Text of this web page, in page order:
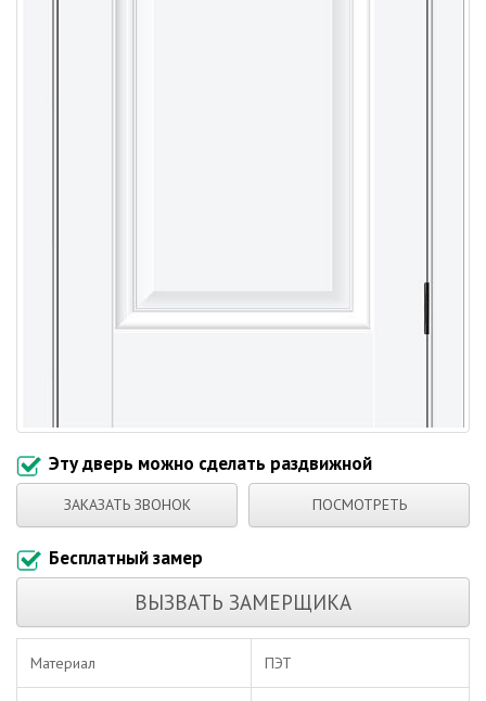
Эту дверь можно сделать раздвижной
ЗАКАЗАТЬ ЗВОНОК ПОСМОТРЕТЬ
Бесплатный замер
ВЫЗВАТЬ ЗАМЕРЩИКА
Материал ПЭТ